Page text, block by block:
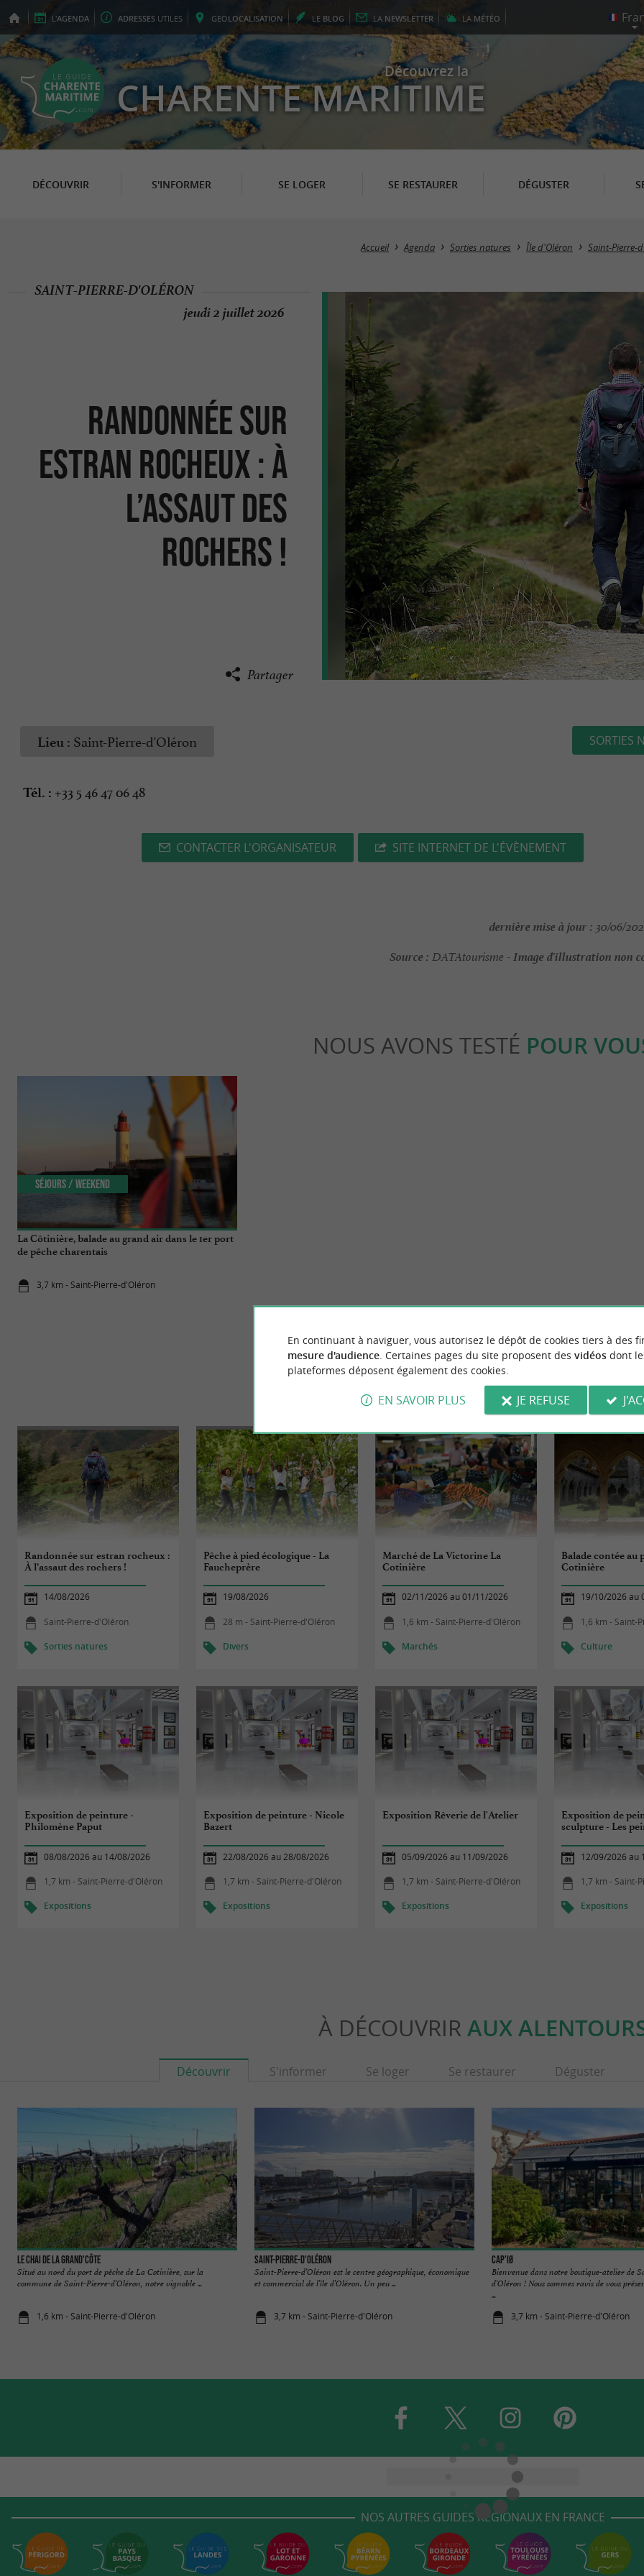
L'AGENDA ADRESSES UTILES GEOLOCALISATION LE BLOG LA NEWSLETTER LA MÉTÉO
Découvrez la
CHARENTE MARITIME
DÉCOUVRIR S'INFORMER SE LOGER SE RESTAURER DÉGUSTER
Accueil Agenda Sorties natures Île d'Oléron Saint-Pierre-
Randonnée sur
estran rocheux : À
l’assaut des
rochers !
SAINT-PIERRE-D'OLÉRON
jeudi 2 juillet 2026
Partager
Lieu : Saint-Pierre-d'Oléron SORTIES
Tél. : +33 5 46 47 06 48
CONTACTER L'ORGANISATEUR SITE INTERNET DE L'ÉVÈNEMENT
dernière mise à jour : 30/06/
Source : DATAtourisme -Image d'illustration non
NOUS AVONS TESTÉ POUR
La Côtinière, balade au grand air dans le 1er port
de pêche charentais
3,7 km - Saint-Pierre-d'Oléron
Séjours / Weekend
ÉVÈNEMENTSÀ SAINT-PIERRE-
Randonnée sur estran rocheux :
À l’assaut des rochers !
14/08/2026
Saint-Pierre-d'Oléron
Sorties natures
Pêche à pied écologique - La
Faucheprère
19/08/2026
28 m - Saint-Pierre-d'Oléron
Divers
Marché de La Victorine La
Cotinière
02/11/2026 au 01/11/2026
1,6 km - Saint-Pierre-d'Oléron
Marchés
Balade contée au
Cotinière
19/10/2026 au
1,6 km - Saint-
Culture
Exposition de peinture -
Philomène Paput
08/08/2026 au 14/08/2026
1,7 km - Saint-Pierre-d'Oléron
Expositions
Exposition de peinture - Nicole
Bazert
22/08/2026 au 28/08/2026
1,7 km - Saint-Pierre-d'Oléron
Expositions
Exposition Rêverie de l'Atelier
05/09/2026 au 11/09/2026
1,7 km - Saint-Pierre-d'Oléron
Expositions
Exposition de
sculpture - Les
12/09/2026 au
1,7 km - Saint-
Expositions
À DÉCOUVRIR AUX
Découvrir S'informer Se loger Se restaurer Déguster
Le Chai de la Grand'Côte
Situé au nord du port de pêche de La Cotinière, sur la
commune de Saint-Pierre-d’Oléron, notre vignoble ...
1,6 km - Saint-Pierre-d'Oléron
Saint-Pierre-d'Oléron
Saint-Pierre-d’Oléron est le centre géographique, économique
et commercial de l’île d’Oléron. Un peu ...
3,7 km - Saint-Pierre-d'Oléron
CAP'IØ
Bienvenue dans notre boutique-atelier de
d’Oléron ! Nous sommes ravis de vous
...
3,7 km - Saint-Pierre-d'Oléron
NOS AUTRES GUIDES RÉGIONAUX EN FRANCE
En continuant à naviguer, vous autorisez le dépôt de cookies tiers à des
mesure d'audience. Certaines pages du site proposent des vidéosdont
plateformes déposent également des cookies.
EN SAVOIR PLUS JE REFUSE